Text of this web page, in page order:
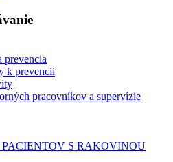
prevencia
k prevencii
pracovníkov a supervízie
PACIENTOV S RAKOVINOU